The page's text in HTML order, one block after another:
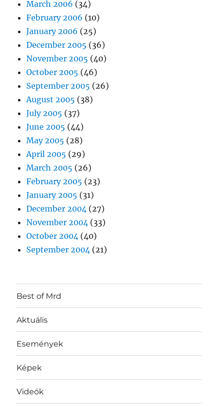
March 2006 (34)
February 2006 (10)
January 2006 (25)
December 2005 (36)
November 2005 (40)
October 2005 (46)
September 2005 (26)
August 2005 (38)
July 2005 (37)
June 2005 (44)
May 2005 (28)
April 2005 (29)
March 2005 (26)
February 2005 (23)
January 2005 (31)
December 2004 (27)
November 2004 (33)
October 2004 (40)
September 2004 (21)
Best of Mrd
Aktuális
Események
Képek
Videók